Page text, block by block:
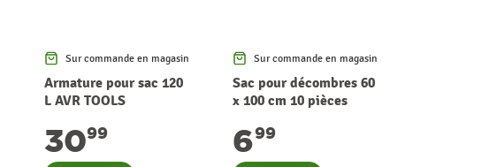
Sur commande en magasin
Armature pour sac 120
L AVR TOOLS
3099
Sur commande en magasin
Sac pour décombres 60
x 100 cm 10 pièces
699